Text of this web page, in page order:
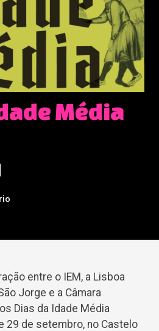
Média
entre o IEM, a Lisboa
Jorge e a Câmara
Dias da Idade Média
29 de setembro, no Castelo